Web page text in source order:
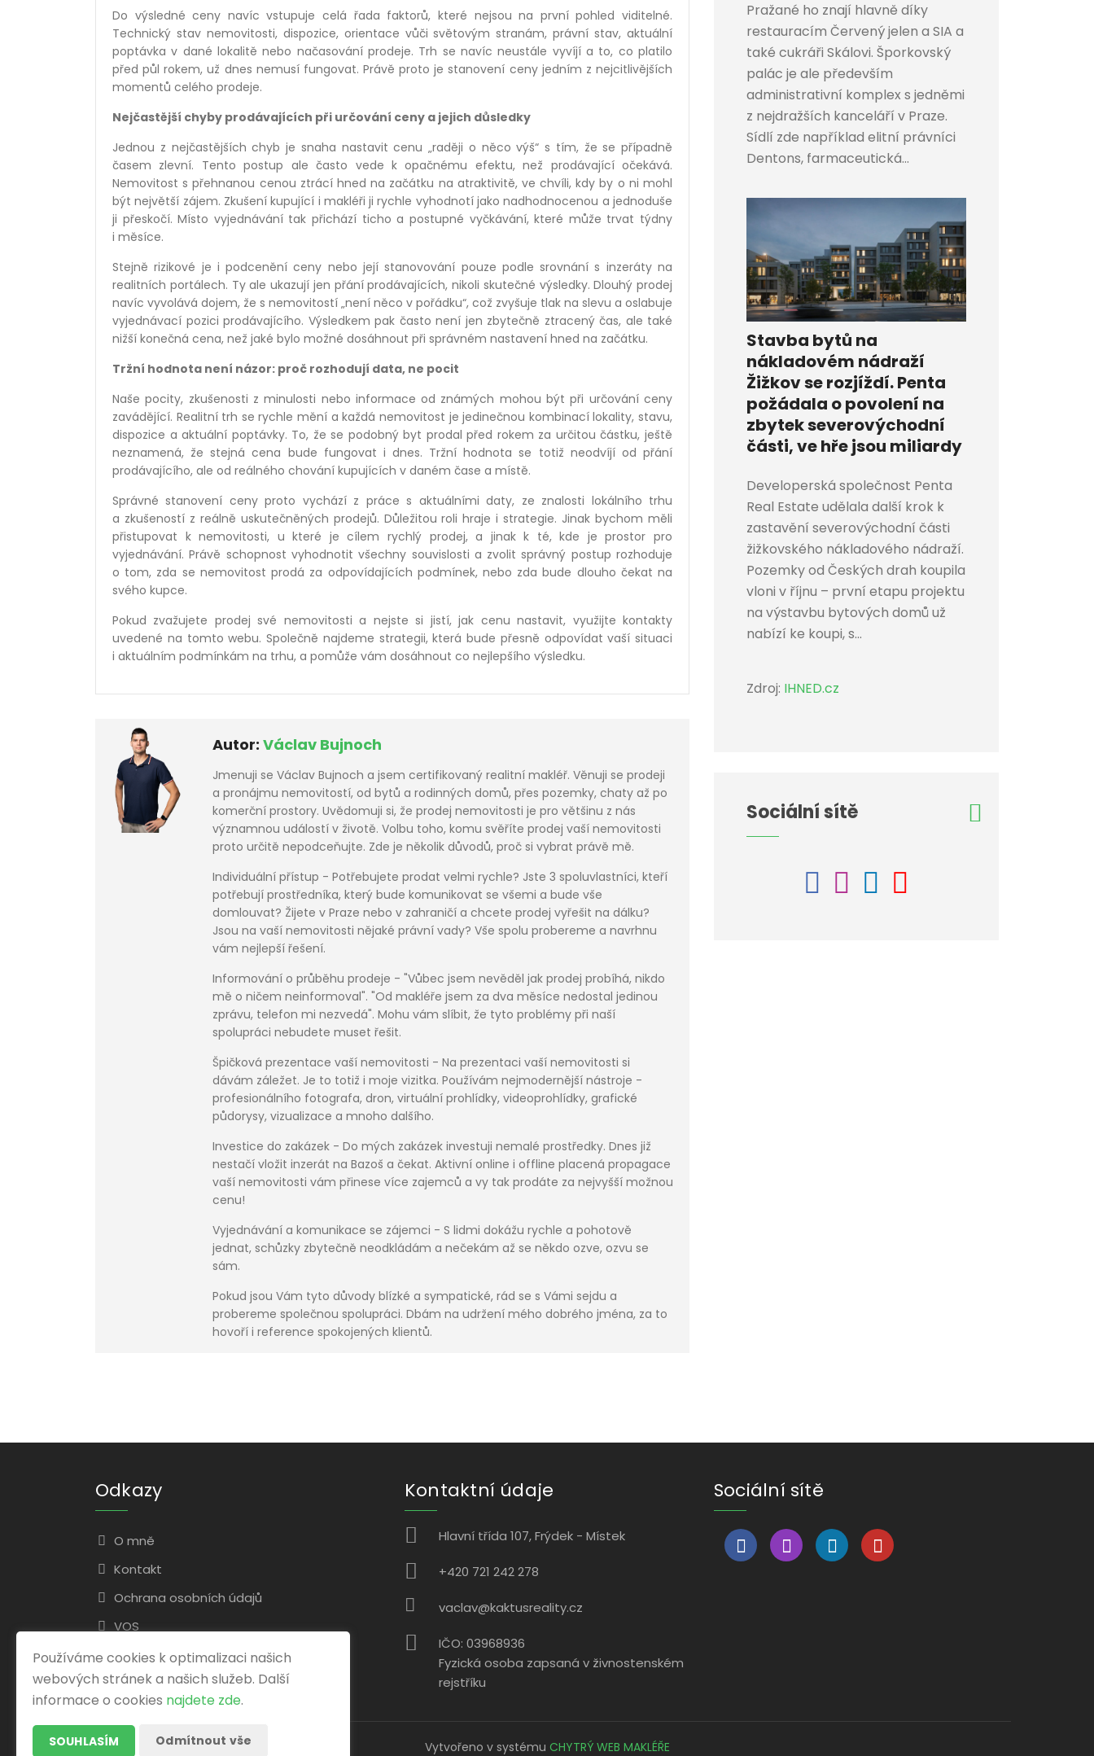
Do výsledné ceny navíc vstupuje celá řada faktorů, které nejsou na první pohled viditelné.
Technický stav nemovitosti, dispozice, orientace vůči světovým stranám, právní stav, aktuální
poptávka v dané lokalitě nebo načasování prodeje. Trh se navíc neustále vyvíjí a to, co platilo
před půl rokem, už dnes nemusí fungovat. Právě proto je stanovení ceny jedním z nejcitlivějších
momentů celého prodeje.
Nejčastější chyby prodávajících při určování ceny a jejich důsledky
Jednou z nejčastějších chyb je snaha nastavit cenu „raději o něco výš“ s tím, že se případně
časem zlevní. Tento postup ale často vede k opačnému efektu, než prodávající očekává.
Nemovitost s přehnanou cenou ztrácí hned na začátku na atraktivitě, ve chvíli, kdy by o ni mohl
být největší zájem. Zkušení kupující i makléři ji rychle vyhodnotí jako nadhodnocenou a jednoduše
ji přeskočí. Místo vyjednávání tak přichází ticho a postupné vyčkávání, které může trvat týdny
i měsíce.
Stejně rizikové je i podcenění ceny nebo její stanovování pouze podle srovnání s inzeráty na
realitních portálech. Ty ale ukazují jen přání prodávajících, nikoli skutečné výsledky. Dlouhý prodej
navíc vyvolává dojem, že s nemovitostí „není něco v pořádku“, což zvyšuje tlak na slevu a oslabuje
vyjednávací pozici prodávajícího. Výsledkem pak často není jen zbytečně ztracený čas, ale také
nižší konečná cena, než jaké bylo možné dosáhnout při správném nastavení hned na začátku.
Tržní hodnota není názor: proč rozhodují data, ne pocit
Naše pocity, zkušenosti z minulosti nebo informace od známých mohou být při určování ceny
zavádějící. Realitní trh se rychle mění a každá nemovitost je jedinečnou kombinací lokality, stavu,
dispozice a aktuální poptávky. To, že se podobný byt prodal před rokem za určitou částku, ještě
neznamená, že stejná cena bude fungovat i dnes. Tržní hodnota se totiž neodvíjí od přání
prodávajícího, ale od reálného chování kupujících v daném čase a místě.
Správné stanovení ceny proto vychází z práce s aktuálními daty, ze znalosti lokálního trhu
a zkušeností z reálně uskutečněných prodejů. Důležitou roli hraje i strategie. Jinak bychom měli
přistupovat k nemovitosti, u které je cílem rychlý prodej, a jinak k té, kde je prostor pro
vyjednávání. Právě schopnost vyhodnotit všechny souvislosti a zvolit správný postup rozhoduje
o tom, zda se nemovitost prodá za odpovídajících podmínek, nebo zda bude dlouho čekat na
svého kupce.
Pokud zvažujete prodej své nemovitosti a nejste si jistí, jak cenu nastavit, využijte kontakty
uvedené na tomto webu. Společně najdeme strategii, která bude přesně odpovídat vaší situaci
i aktuálním podmínkám na trhu, a pomůže vám dosáhnout co nejlepšího výsledku.
Autor: Václav Bujnoch
Jmenuji se Václav Bujnoch a jsem certifikovaný realitní makléř. Věnuji se prodeji
a pronájmu nemovitostí, od bytů a rodinných domů, přes pozemky, chaty až po
komerční prostory. Uvědomuji si, že prodej nemovitosti je pro většinu z nás
významnou událostí v životě. Volbu toho, komu svěříte prodej vaší nemovitosti
proto určitě nepodceňujte. Zde je několik důvodů, proč si vybrat právě mě.
Individuální přístup - Potřebujete prodat velmi rychle? Jste 3 spoluvlastníci, kteří
potřebují prostředníka, který bude komunikovat se všemi a bude vše
domlouvat? Žijete v Praze nebo v zahraničí a chcete prodej vyřešit na dálku?
Jsou na vaší nemovitosti nějaké právní vady? Vše spolu probereme a navrhnu
vám nejlepší řešení.
Informování o průběhu prodeje - "Vůbec jsem nevěděl jak prodej probíhá, nikdo
mě o ničem neinformoval". "Od makléře jsem za dva měsíce nedostal jedinou
zprávu, telefon mi nezvedá". Mohu vám slíbit, že tyto problémy při naší
spolupráci nebudete muset řešit.
Špičková prezentace vaší nemovitosti - Na prezentaci vaší nemovitosti si
dávám záležet. Je to totiž i moje vizitka. Používám nejmodernější nástroje -
profesionálního fotografa, dron, virtuální prohlídky, videoprohlídky, grafické
půdorysy, vizualizace a mnoho dalšího.
Investice do zakázek - Do mých zakázek investuji nemalé prostředky. Dnes již
nestačí vložit inzerát na Bazoš a čekat. Aktivní online i offline placená propagace
vaší nemovitosti vám přinese více zajemců a vy tak prodáte za nejvyšší možnou
cenu!
Vyjednávání a komunikace se zájemci - S lidmi dokážu rychle a pohotově
jednat, schůzky zbytečně neodkládám a nečekám až se někdo ozve, ozvu se
sám.
Pokud jsou Vám tyto důvody blízké a sympatické, rád se s Vámi sejdu a
probereme společnou spolupráci. Dbám na udržení mého dobrého jména, za to
hovoří i reference spokojených klientů.
Pražané ho znají hlavně díky
restauracím Červený jelen a SIA a
také cukráři Skálovi. Šporkovský
palác je ale především
administrativní komplex s jedněmi
z nejdražších kanceláří v Praze.
Sídlí zde například elitní právníci
Dentons, farmaceutická...
Stavba bytů na
nákladovém nádraží
Žižkov se rozjíždí. Penta
požádala o povolení na
zbytek severovýchodní
části, ve hře jsou miliardy
Developerská společnost Penta
Real Estate udělala další krok k
zastavění severovýchodní části
žižkovského nákladového nádraží.
Pozemky od Českých drah koupila
vloni v říjnu – první etapu projektu
na výstavbu bytových domů už
nabízí ke koupi, s...
Zdroj: IHNED.cz
Sociální sítě
Odkazy
O mně
Kontakt
Ochrana osobních údajů
VOS
Kontaktní údaje
Hlavní třída 107, Frýdek - Místek
+420 721 242 278
vaclav@kaktusreality.cz
IČO: 03968936
Fyzická osoba zapsaná v živnostenském
rejstříku
Sociální sítě
Vytvořeno v systému CHYTRÝ WEB MAKLÉŘE
Používáme cookies k optimalizaci našich
webových stránek a našich služeb. Další
informace o cookies najdete zde.
SOUHLASÍM Odmítnout vše